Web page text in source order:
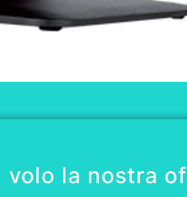
volo la nostra